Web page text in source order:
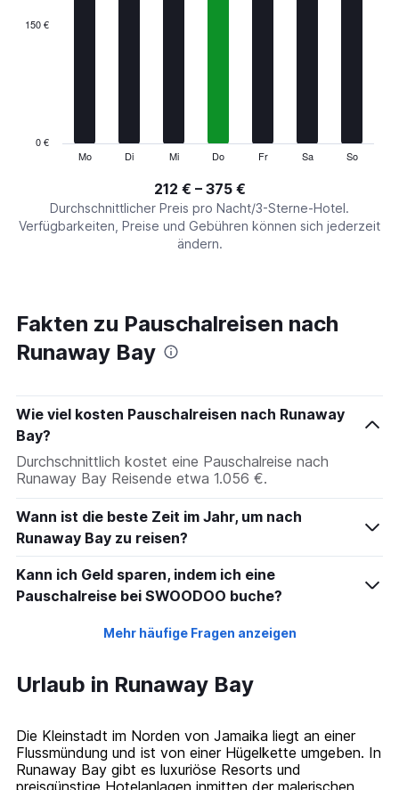
categories.
values.
Range:
Mo Di Mi Do Fr Sa So
0 €
150 €
212 € – 375 €
Durchschnittlicher Preis pro Nacht/3-Sterne-Hotel.
Verfügbarkeiten, Preise und Gebühren können sich jederzeit
ändern.
Fakten zu Pauschalreisen nach
Runaway Bay
Wie viel kosten Pauschalreisen nach Runaway
Bay?
Durchschnittlich kostet eine Pauschalreise nach
Runaway Bay Reisende etwa 1.056 €.
Wann ist die beste Zeit im Jahr, um nach
Runaway Bay zu reisen?
Kann ich Geld sparen, indem ich eine
Pauschalreise bei SWOODOO buche?
Mehr häufige Fragen anzeigen
Urlaub in Runaway Bay
Die Kleinstadt im Norden von Jamaika liegt an einer
Flussmündung und ist von einer Hügelkette umgeben. In
Runaway Bay gibt es luxuriöse Resorts und
preisgünstige Hotelanlagen inmitten der malerischen,